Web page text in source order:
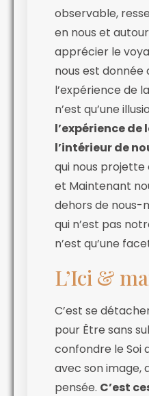
observable,
en nous et
apprécier le
nous est donnée
l’expérience de
n’est qu’une
l’expérience de
l’intérieur de
qui nous projette
et Maintenant
dehors de nous-
qui n’est pas
n’est qu’une
L’Ici &
C’est se
pour Être sans
confondre le Soi
avec son image,
pensée. C’est